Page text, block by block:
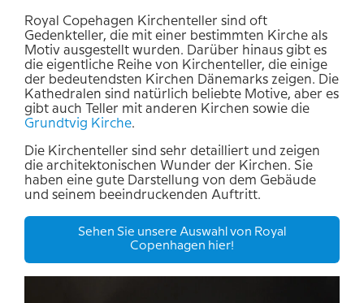
Royal Copehagen Kirchenteller sind oft
Gedenkteller, die mit einer bestimmten Kirche als
Motiv ausgestellt wurden. Darüber hinaus gibt es
die eigentliche Reihe von Kirchenteller, die einige
der bedeutendsten Kirchen Dänemarks zeigen. Die
Kathedralen sind natürlich beliebte Motive, aber es
gibt auch Teller mit anderen Kirchen sowie die
Grundtvig Kirche.
Die Kirchenteller sind sehr detailliert und zeigen
die architektonischen Wunder der Kirchen. Sie
haben eine gute Darstellung von dem Gebäude
und seinem beeindruckenden Auftritt.
Sehen Sie unsere Auswahl von Royal
Copenhagen hier!